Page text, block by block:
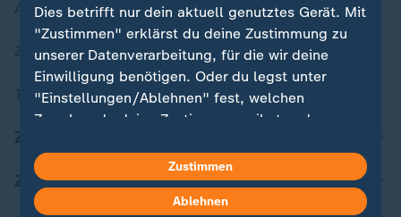
Aktuelle Sendungs-Videos
ZDFheute Stories
Themen im Überblick
ZDFheute Apps
Dies betrifft nur dein aktuell genutztes Gerät. Mit
"Zustimmen" erklärst du deine Zustimmung zu
unserer Datenverarbeitung, für die wir deine
Einwilligung benötigen. Oder du legst unter
"Einstellungen/Ablehnen" fest, welchen
Zwecken du deine Zustimmung gibst und
kannst du jederzeit mit Wirkung für die Zukunft
in deinen Einstellungen widerrufen oder ändern.
Zustimmen
Ablehnen